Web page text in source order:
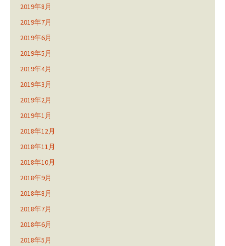
2019年8月
2019年7月
2019年6月
2019年5月
2019年4月
2019年3月
2019年2月
2019年1月
2018年12月
2018年11月
2018年10月
2018年9月
2018年8月
2018年7月
2018年6月
2018年5月